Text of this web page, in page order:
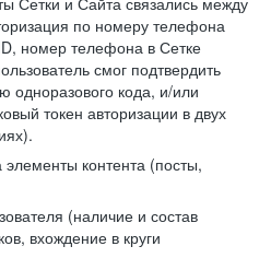
по номеру телефона
номер телефона в Сетке
смог подтвердить
кода, и/или
токен авторизации в двух
контента (посты,
(наличие и состав
вхождение в круги